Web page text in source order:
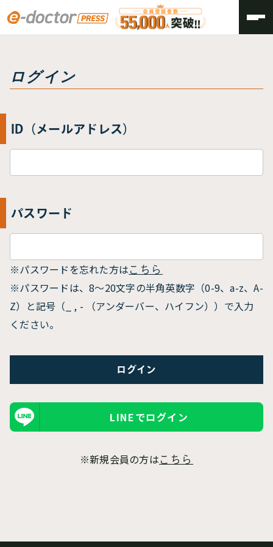
トップ
ログイン
ID（メールアドレス）
パスワード
※パスワードを忘れた方は こちら
※パスワードは、8〜20文字の半角英数字（0-9、a-z、A-
Z）と記号（_ , - （アンダーバー、ハイフン））で入力
ください。
LINEでログイン
※新規会員の方は こちら